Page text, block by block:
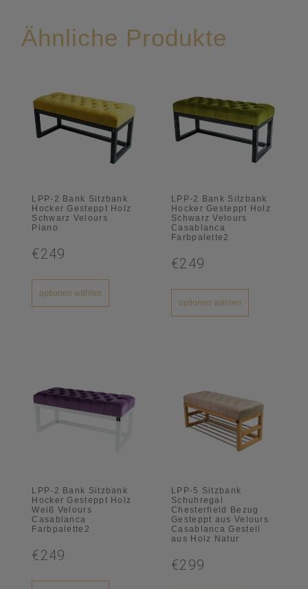
Ähnliche Produkte
LPP-2 Bank Sitzbank
Hocker Gesteppt Holz
Schwarz Velours
Piano
€249
optionen wählen
LPP-2 Bank Sitzbank
Hocker Gesteppt Holz
Schwarz Velours
Casablanca
Farbpalette2
€249
optionen wählen
LPP-2 Bank Sitzbank
Hocker Gesteppt Holz
Weiß Velours
Casablanca
Farbpalette2
€249
LPP-5 Sitzbank
Schuhregal
Chesterfield Bezug
Gesteppt aus Velours
Casablanca Gestell
aus Holz Natur
€299